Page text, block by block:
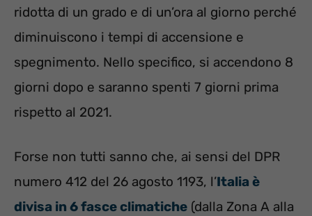
ridotta di un grado e di un’ora al giorno perché
diminuiscono i tempi di accensione e
spegnimento. Nello specifico, si accendono 8
giorni dopo e saranno spenti 7 giorni prima
rispetto al 2021.
Forse non tutti sanno che, ai sensi del DPR
numero 412 del 26 agosto 1193, l’Italia è
divisa in 6 fasce climatiche (dalla Zona A alla